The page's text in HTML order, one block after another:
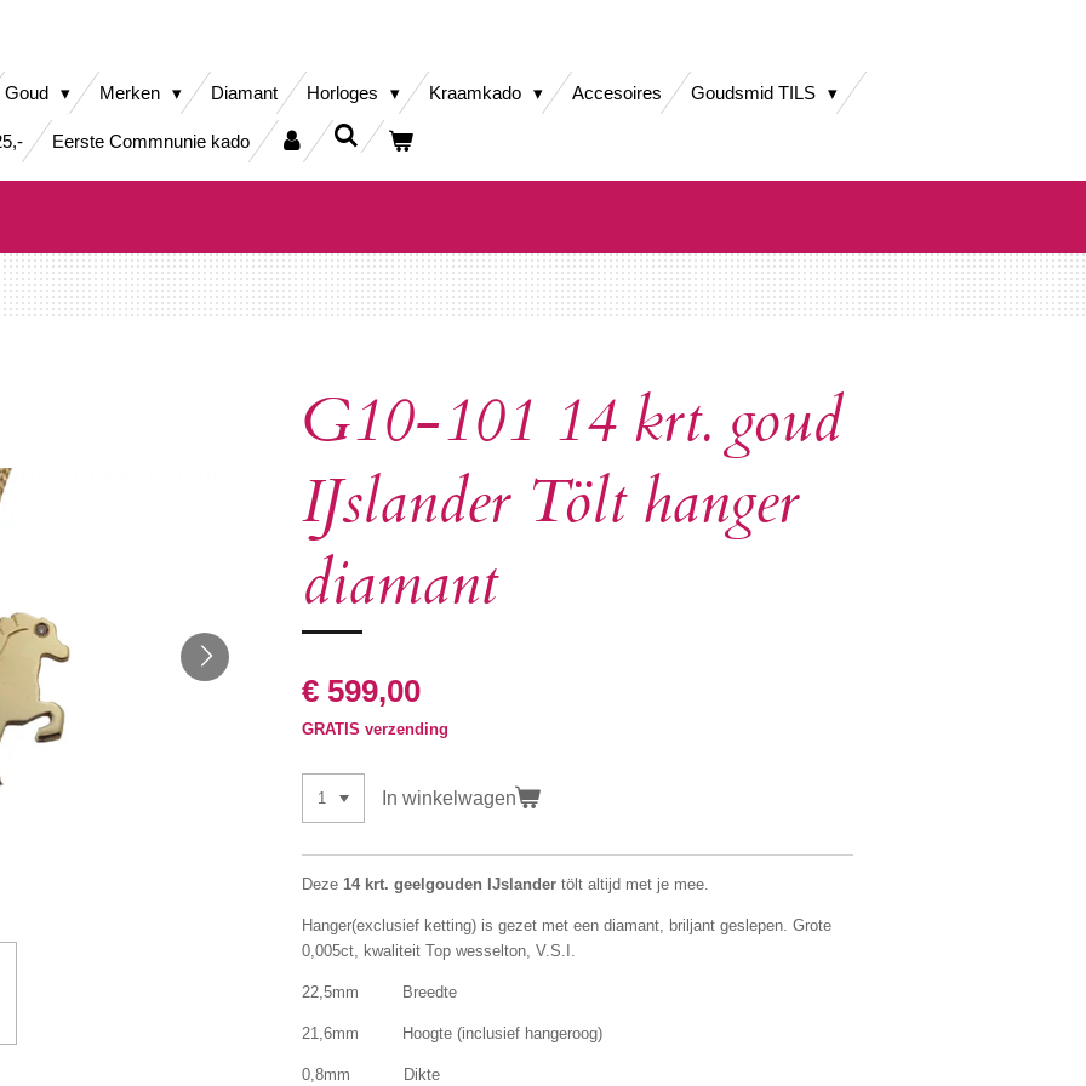
Goud Merken Diamant Horloges Kraamkado Accesoires Goudsmid TILS
Eerste Commnunie kado
G10-101 14 krt. goud
IJslander Tölt hanger
diamant
€ 599,00
GRATIS verzending
In winkelwagen
Deze 14 krt. geelgouden IJslander tölt altijd met je mee.
Hanger(exclusief ketting) is gezet met een diamant, briljant geslepen. Grote
0,005ct, kwaliteit Top wesselton, V.S.I.
22,5mm Breedte
21,6mm Hoogte (inclusief hangeroog)
0,8mm Dikte